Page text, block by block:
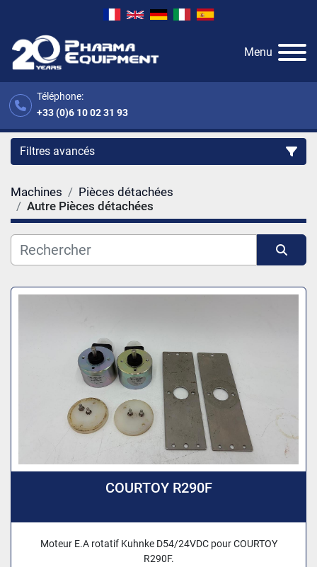
Téléphone:
+33 (0)6 10 02 31 93
Menu
Filtres avancés
Catégorie
Fabricant
Machines
Pièces détachées
Autre Pièces détachées
COURTOY R290F
Moteur E.A rotatif Kuhnke D54/24VDC pour COURTOY
R290F.